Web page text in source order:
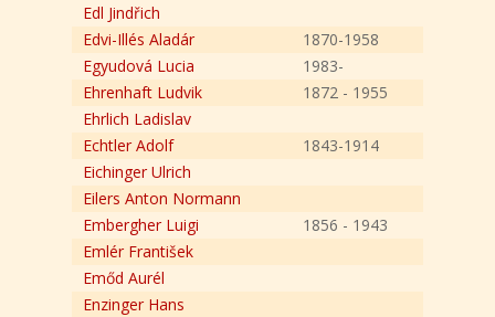
Edl Jindřich
Edvi-Illés Aladár
1870-1958
Egyudová Lucia
1983-
Ehrenhaft Ludvik
1872 - 1955
Ehrlich Ladislav
Echtler Adolf
1843-1914
Eichinger Ulrich
Eilers Anton Normann
Embergher Luigi
1856 - 1943
Emlér František
Emőd Aurél
Enzinger Hans